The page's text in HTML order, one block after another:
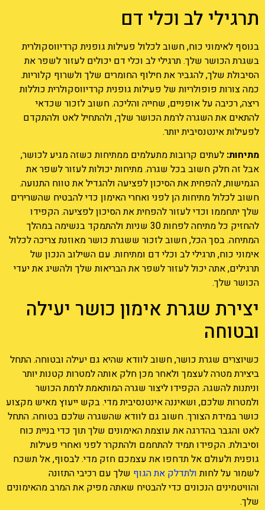
תרגילי לב וכלי דם
בנוסף לאימוני כוח, חשוב לכלול פעילות גופנית קרדיווסקולרית
בשגרת הכושר שלך. תרגילי לב וכלי דם יכולים לעזור לשפר את
הסיבולת שלך, להגביר את חילוף החומרים שלך ולשרוף קלוריות.
כמה צורות פופולריות של פעילות גופנית קרדיווסקולרית כוללות
ריצה, רכיבה על אופניים, שחייה והליכה. חשוב לזכור שכדאי
להתאים את השגרה לרמת הכושר שלך, ולהתחיל לאט ולהתקדם
לפעילות אינטנסיבית יותר.
מתיחות: לעתים קרובות מתעלמים ממתיחות כשזה מגיע לכושר,
אבל זה חלק חשוב בכל שגרה. מתיחות יכולות לעזור לשפר את
הגמישות, להפחית את הסיכון לפציעה ולהגדיל את טווח התנועה.
חשוב לכלול מתיחות הן לפני ואחרי האימון כדי להבטיח שהשרירים
שלך יתחממו וכדי לעזור להפחית את הסיכון לפציעה. הקפידו
להחזיק כל מתיחה לפחות 30 שניות ולהתמקד בנשימה במהלך
המתיחה. בסך הכל, חשוב לזכור ששגרת כושר מאוזנת צריכה לכלול
אימוני כוח, תרגילי לב וכלי דם ומתיחות. עם השילוב הנכון של
תרגילים, אתה יכול לעזור לשפר את הבריאות שלך ולהשיג את יעדי
הכושר שלך.
יצירת שגרת אימון כושר יעילה
ובטוחה
כשיוצרים שגרת כושר, חשוב לוודא שהיא גם יעילה ובטוחה. התחל
ביצירת מטרה לעצמך ולאחר מכן חלק אותה למטרות קטנות יותר
וניתנות להשגה. הקפידו ליצור שגרה המותאמת לרמת הכושר
ולמטרות שלכם, ושאיננה אינטנסיבית מדי. בקש ייעוץ מאיש מקצוע
כושר במידת הצורך. חשוב גם לוודא שהשגרה שלכם בטוחה. התחל
לאט והגבר בהדרגה את עוצמת האימונים שלך תוך כדי בניית כוח
וסיבולת. הקפידו תמיד להתחמם ולהתקרר לפני ואחרי פעילות
גופנית ולעולם אל תדחפו את עצמכם חזק מדי. לבסוף, אל תשכח
לשמור על לחותולתדלק את הגוף שלך עם רכיבי התזונה
והוויטמינים הנכונים כדי להבטיח שאתה מפיק את המרב מהאימונים
שלך.